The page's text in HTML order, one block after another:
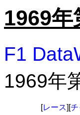
1969
F1
1969年
[レース][チ